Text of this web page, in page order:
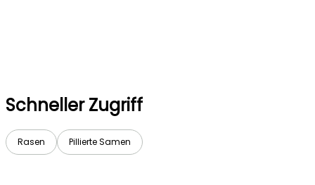
Schneller Zugriff
Rasen Pillierte Samen